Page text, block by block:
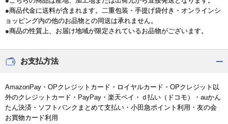
●商品代金に送料が含まれます。二重包装・手提げ袋付き・オンラインシ
ョッピング内の他のお品物との同送は承れません。
●商品の性質上、お届け地域が限定されているお品物がございます。
お支払方法
AmazonPay・OPクレジットカード・ロイヤルカード・OPクレジット以
外のクレジットカード・PayPay・楽天ペイ・ｄ払い（ドコモ）・auかん
たん決済・ソフトバンクまとめて支払い・小田急ポイント利用・友の会
お買物カード利用